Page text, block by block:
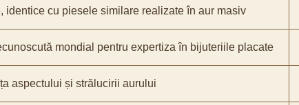
identice cu piesele similare realizate în aur masiv
mondial pentru expertiza în bijuteriile placate
aspectului și strălucirii aurului